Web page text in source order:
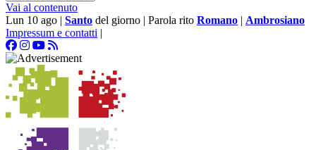
Vai al contenuto
Lun 10 ago | Santo del giorno | Parola rito Romano | Ambrosiano
Impressum e contatti |